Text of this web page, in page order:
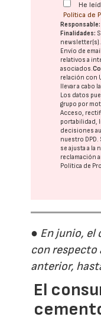
He
Política de
Responsable:
Finalidades:
Envío de
relativos a
asociados.
relación con
llevar a
Los datos
grupo por
Acceso,
portabilidad,
decisiones
nuestro DPD.
se ajusta a la
reclamación
Política de
● En junio, el
con respecto
anterior,
El